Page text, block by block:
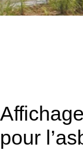
pour